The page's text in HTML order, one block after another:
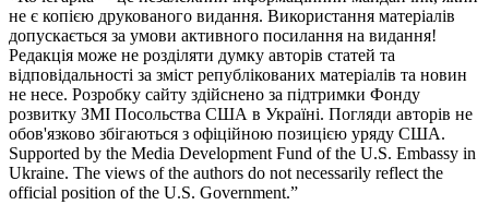
не є копією друкованого видання. Використання матеріалів
допускається за умови активного посилання на видання!
Редакція може не розділяти думку авторів статей та
відповідальності за зміст републікованих матеріалів та новин
не несе. Розробку сайту здійснено за підтримки Фонду
розвитку ЗМІ Посольства США в Україні. Погляди авторів не
обов'язково збігаються з офіційною позицією уряду США.
Supported by the Media Development Fund of the U.S. Embassy in
Ukraine. The views of the authors do not necessarily reflect the
official position of the U.S. Government.”